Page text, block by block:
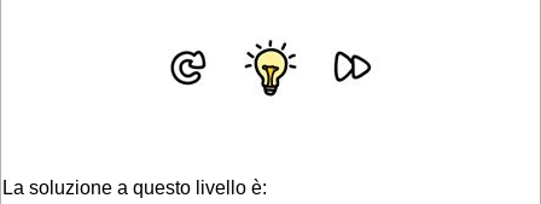
La soluzione a questo livello è: